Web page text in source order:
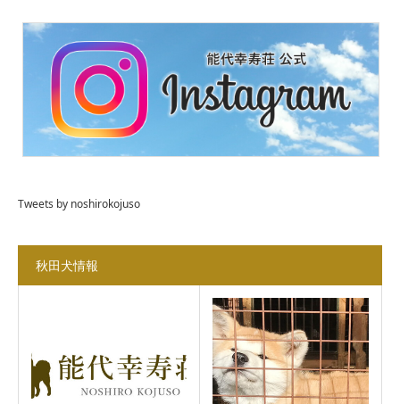
Tweets by noshirokojuso
秋田犬情報